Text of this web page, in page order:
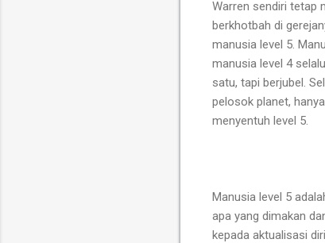
Warren sendiri tetap
berkhotbah di
manusia level 5.
manusia level 4
satu, tapi berjubel.
pelosok planet,
menyentuh level 5.
Manusia level 5
apa yang dimakan
kepada aktualisasi